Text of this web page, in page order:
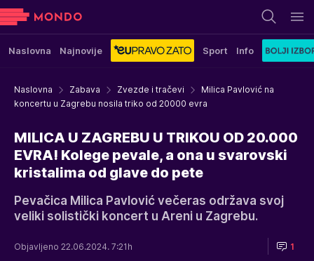
Naslovna Najnovije Sport Info
Naslovna Zabava Zvezde i tračevi
Milica Pavlović na
koncertu u Zagrebu nosila triko od 20000 evra
MILICA U ZAGREBU U TRIKOU OD 20.000
EVRA! Kolege pevale, a ona u svarovski
kristalima od glave do pete
Pevačica Milica Pavlović večeras održava svoj
veliki solistički koncert u Areni u Zagrebu.
Objavljeno 22.06.2024. 7:21h 1